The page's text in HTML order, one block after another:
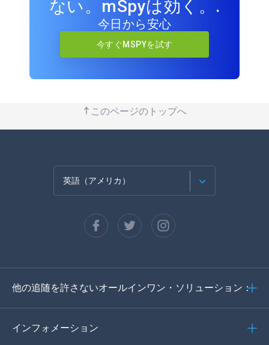
ない。mSpyは効く。.
今日から安心
今すぐMSPYを試す
このページのトップへ
英語（アメリカ）
スペイン語
ドイツ語
イタリア語
他の追随を許さないオールインワン・ソリューション：
インフォメーション